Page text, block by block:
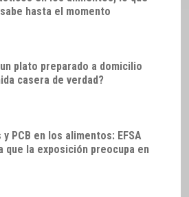
sabe hasta el momento
plato preparado a domicilio
casera de verdad?
y PCB en los alimentos: EFSA
que la exposición preocupa en